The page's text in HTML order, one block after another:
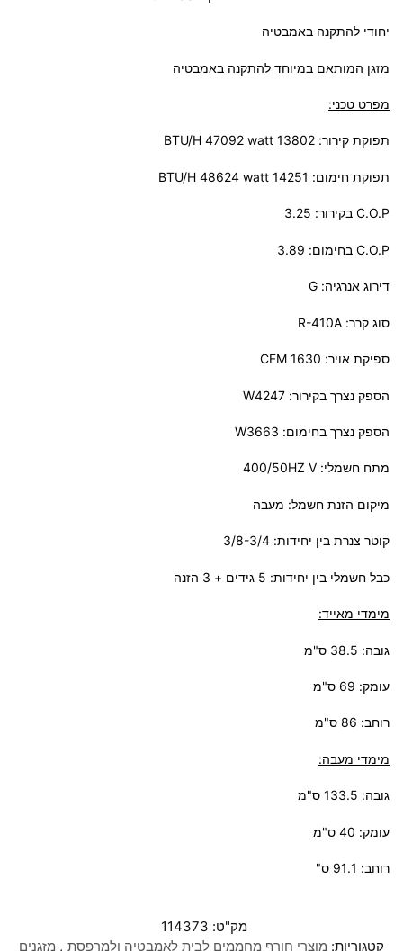
יחודי להתקנה באמבטיה
מזגן המותאם במיוחד להתקנה באמבטיה
מפרט טכני:
תפוקת קירור: BTU/H 47092 watt 13802
תפוקת חימום: BTU/H 48624 watt 14251
C.O.P בקירור: 3.25
C.O.P בחימום: 3.89
דירוג אנרגיה: G
סוג קרר: R-410A
ספיקת אויר: CFM 1630
הספק נצרך בקירור: W4247
הספק נצרך בחימום: W3663
מתח חשמלי: 400/50HZ V
מיקום הזנת חשמל: מעבה
קוטר צנרת בין יחידות: 3/8-3/4
כבל חשמלי בין יחידות: 5 גידים + 3 הזנה
מימדי מאייד:
גובה: 38.5 ס"מ
עומק: 69 ס"מ
רוחב: 86 ס"מ
מימדי מעבה:
גובה: 133.5 ס"מ
עומק: 40 ס"מ
רוחב: 91.1 ס"
מק"ט: 114373
קטגוריות: מוצרי חורף מחממים לבית לאמבטיה ולמרפסת , מזגנים